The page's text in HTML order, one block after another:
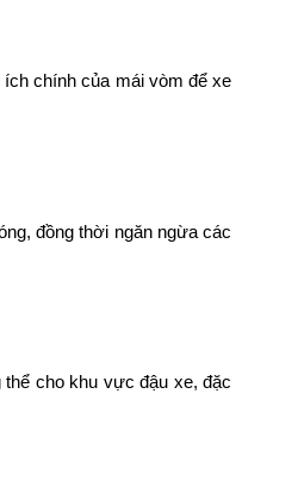
chính của mái vòm để xe
đồng thời ngăn ngừa các
cho khu vực đậu xe, đặc